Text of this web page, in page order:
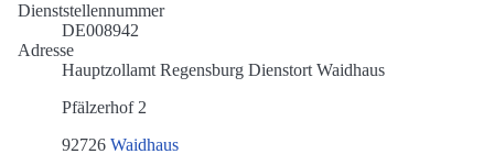
Dienststellennummer
DE008942
Adresse
Hauptzollamt Regensburg Dienstort Waidhaus
Pfälzerhof 2
92726 Waidhaus